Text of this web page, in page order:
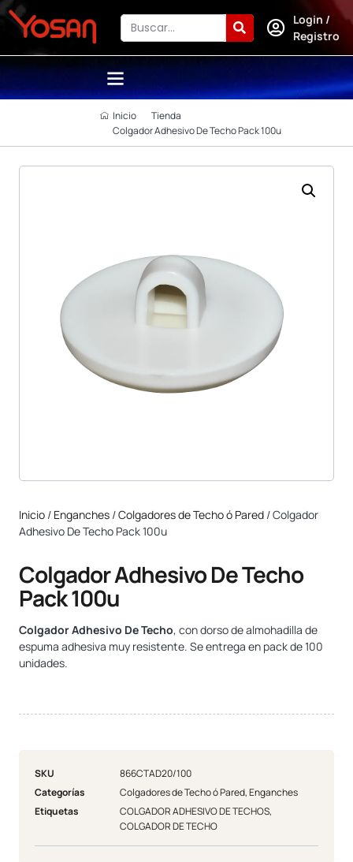
Login /
Registro
Inicio
Tienda
Colgador Adhesivo De Techo Pack 100u
Inicio / Enganches /Colgadores de Techo ó Pared / Colgador
Adhesivo De Techo Pack 100u
Colgador Adhesivo De Techo
Pack 100u
Colgador Adhesivo De Techo, con dorso de almohadilla de
espuma adhesiva muy resistente. Se entrega en pack de 100
unidades.
SKU
866CTAD20/100
Categorías
Colgadores de Techo ó Pared,Enganches
Etiquetas
COLGADOR ADHESIVO DE TECHOS,
COLGADOR DE TECHO